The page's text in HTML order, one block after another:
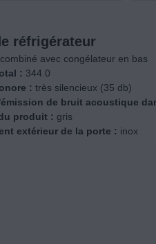
réfrigérateur
combiné avec congélateur en bas
: 344.0
: très silencieux (35 db)
de bruit acoustique
produit : gris
extérieur de la porte : inox